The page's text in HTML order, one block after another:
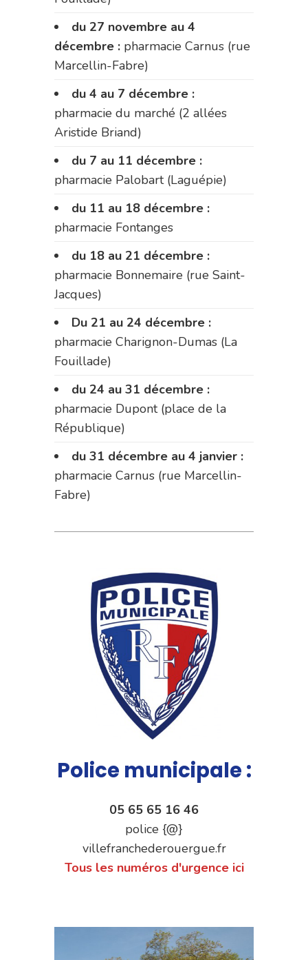
du 27 novembre au 4
décembre : pharmacie Carnus (rue
Marcellin-Fabre)
du 4 au 7 décembre :
pharmacie du marché (2 allées
Aristide Briand)
du 7 au 11 décembre :
pharmacie Palobart (Laguépie)
du 11 au 18 décembre :
pharmacie Fontanges
du 18 au 21 décembre :
pharmacie Bonnemaire (rue Saint-
Jacques)
Du 21 au 24 décembre :
pharmacie Charignon-Dumas (La
Fouillade)
du 24 au 31 décembre :
pharmacie Dupont (place de la
République)
du 31 décembre au 4 janvier :
pharmacie Carnus (rue Marcellin-
Fabre)
Police municipale :
05 65 65 16 46
police {@}
villefranchederouergue.fr
Tous les numéros d'urgence ici